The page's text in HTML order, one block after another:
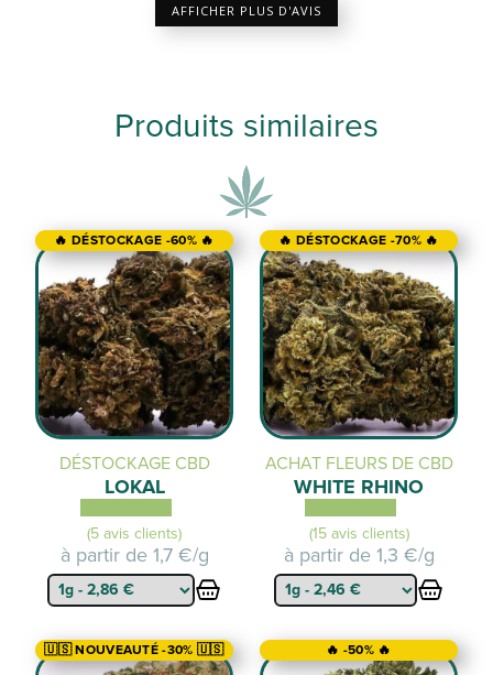
AFFICHER PLUS D'AVIS
Produits similaires
🔥 DÉSTOCKAGE -60% 🔥
DÉSTOCKAGE CBD
LOKAL
(5 avis clients)
à partir de 1,7 €/g
🔥 DÉSTOCKAGE -70% 🔥
ACHAT FLEURS DE CBD
WHITE RHINO
(15 avis clients)
à partir de 1,3 €/g
🇺🇸 NOUVEAUTÉ -30% 🇺🇸 🔥 -50% 🔥